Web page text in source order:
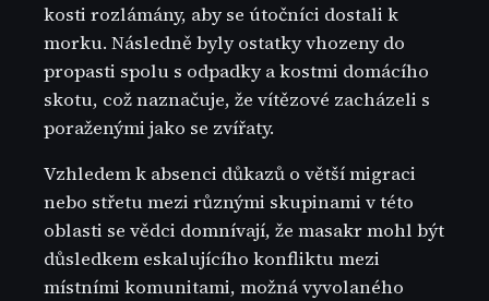
kosti rozlámány, aby se útočníci dostali k
morku. Následně byly ostatky vhozeny do
propasti spolu s odpadky a kostmi domácího
skotu, což naznačuje, že vítězové zacházeli s
poraženými jako se zvířaty.
Vzhledem k absenci důkazů o větší migraci
nebo střetu mezi různými skupinami v této
oblasti se vědci domnívají, že masakr mohl být
důsledkem eskalujícího konfliktu mezi
místními komunitami, možná vyvolaného